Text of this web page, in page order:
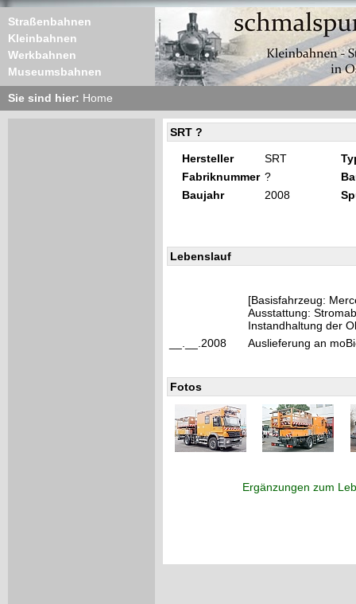
Straßenbahnen
Kleinbahnen
Werkbahnen
Museumsbahnen
Sie sind hier: Home
SRT ?
Hersteller SRT
Fabriknummer ?
Baujahr
2008
Lebenslauf
[Basisfahrzeug:
Ausstattung:
Instandhaltung der
__.__.2008
Auslieferung an
Fotos
Ergänzungen zum